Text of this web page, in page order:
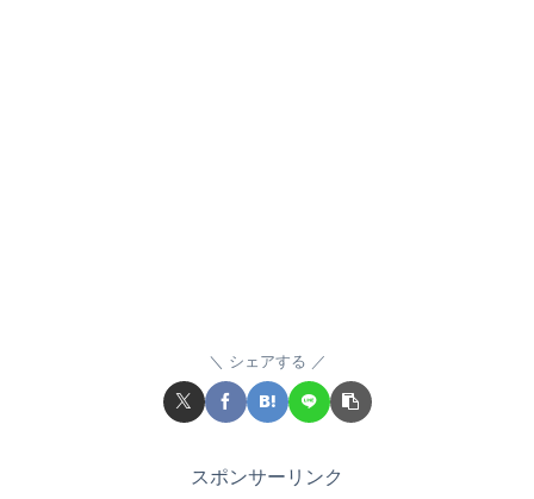
シェアする
スポンサーリンク